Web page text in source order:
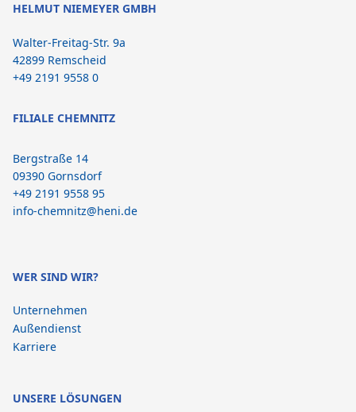
HELMUT NIEMEYER GMBH
Walter-Freitag-Str. 9a
42899 Remscheid
+49 2191 9558 0
FILIALE CHEMNITZ
Bergstraße 14
09390 Gornsdorf
+49 2191 9558 95
info-chemnitz@heni.de
WER SIND WIR?
Unternehmen
Außendienst
Karriere
UNSERE LÖSUNGEN